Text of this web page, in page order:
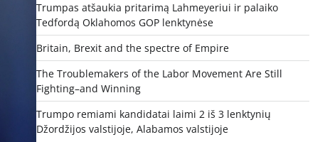
Trumpas atšaukia pritarimą Lahmeyeriui ir palaiko
Tedfordą Oklahomos GOP lenktynėse
Britain, Brexit and the spectre of Empire
The Troublemakers of the Labor Movement Are Still
Fighting–and Winning
Trumpo remiami kandidatai laimi 2 iš 3 lenktynių
Džordžijos valstijoje, Alabamos valstijoje